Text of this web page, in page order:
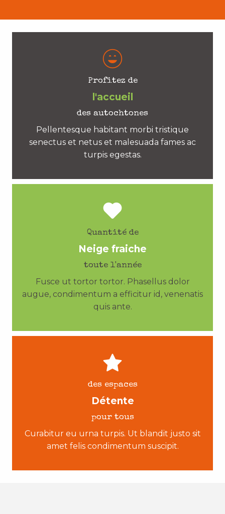
Profitez de
l'accueil
des autochtones
Pellentesque habitant morbi tristique
senectus et netus et malesuada fames ac
turpis egestas.
Quantité de
Neige fraiche
toute l'année
Fusce ut tortor tortor. Phasellus dolor
augue, condimentum a efficitur id, venenatis
quis ante.
des espaces
Détente
pour tous
Curabitur eu urna turpis. Ut blandit justo sit
amet felis condimentum suscipit.